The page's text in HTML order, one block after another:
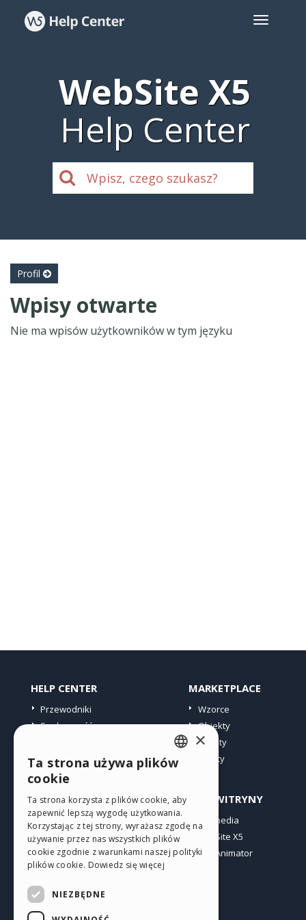
WebSite X5
Help Center
Profil
Wpisy otwarte
Nie ma wpisów użytkowników w tym języku
HELP CENTER
Przewodniki
Społeczność
MARKETPLACE
Wzorce
Obiekty
Punkty
Oferty
PROFIL
Moje wpisy
Moje licencje
Pobieranie
Web hosting
INNE WITRYNY
Incomedia
WebSite X5
WebAnimator
ENGLISH
GERMAN
SPANISH
PORTUGUESE
×
Ta strona używa plików
cookie
Ta strona korzysta z plików cookie, aby
zapewnić lepszą wygodę użytkowania.
Korzystając z tej strony, wyrażasz zgodę na
używanie przez nas wszystkich plików
cookie zgodnie z warunkami naszej polityki
plików cookie. Dowiedz się więcej
NIEZBĘDNE